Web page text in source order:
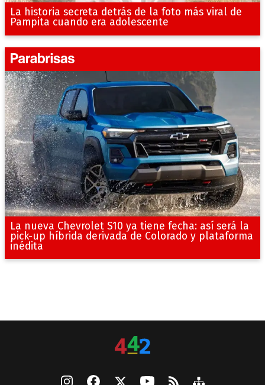
La historia secreta detrás de la foto más viral de
Pampita cuando era adolescente
La nueva Chevrolet S10 ya tiene fecha: así será la
pick-up híbrida derivada de Colorado y plataforma
inédita